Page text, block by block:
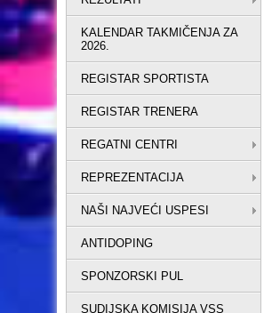
KALENDAR TAKMIČENJA ZA
2026.
REGISTAR SPORTISTA
REGISTAR TRENERA
REGATNI CENTRI
REPREZENTACIJA
NAŠI NAJVEĆI USPESI
ANTIDOPING
SPONZORSKI PUL
SUDIJSKA KOMISIJA VSS